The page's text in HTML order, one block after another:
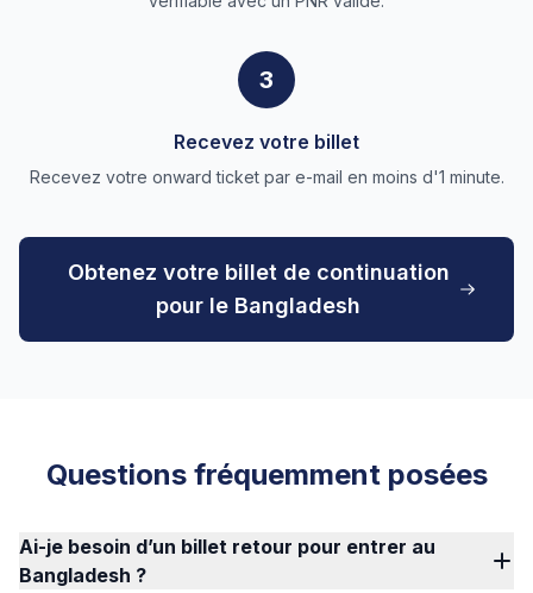
3
Recevez votre billet
Recevez votre onward ticket par e-mail en moins d'1 minute.
Obtenez votre billet de continuation
pour le Bangladesh
Questions fréquemment posées
Ai-je besoin d’un billet retour pour entrer au
Bangladesh ?